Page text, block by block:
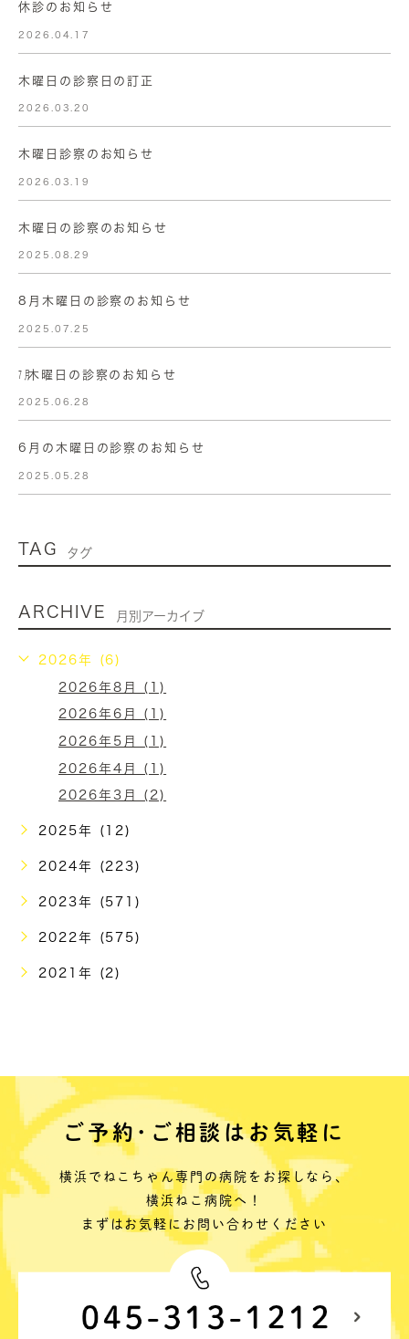
休診のお知らせ
2026.04.17
木曜日の診察日の訂正
2026.03.20
木曜日診察のお知らせ
2026.03.19
木曜日の診察のお知らせ
2025.08.29
8月木曜日の診察のお知らせ
2025.07.25
㋆木曜日の診察のお知らせ
2025.06.28
6月の木曜日の診察のお知らせ
2025.05.28
TAG タグ
ARCHIVE 月別アーカイブ
2026年 (6)
2026年8月 (1)
2026年6月 (1)
2026年5月 (1)
2026年4月 (1)
2026年3月 (2)
2025年 (12)
2024年 (223)
2023年 (571)
2022年 (575)
2021年 (2)
ご予約･ご相談はお気軽に
横浜でねこちゃん専門の病院をお探しなら、
横浜ねこ病院へ！
まずはお気軽にお問い合わせください